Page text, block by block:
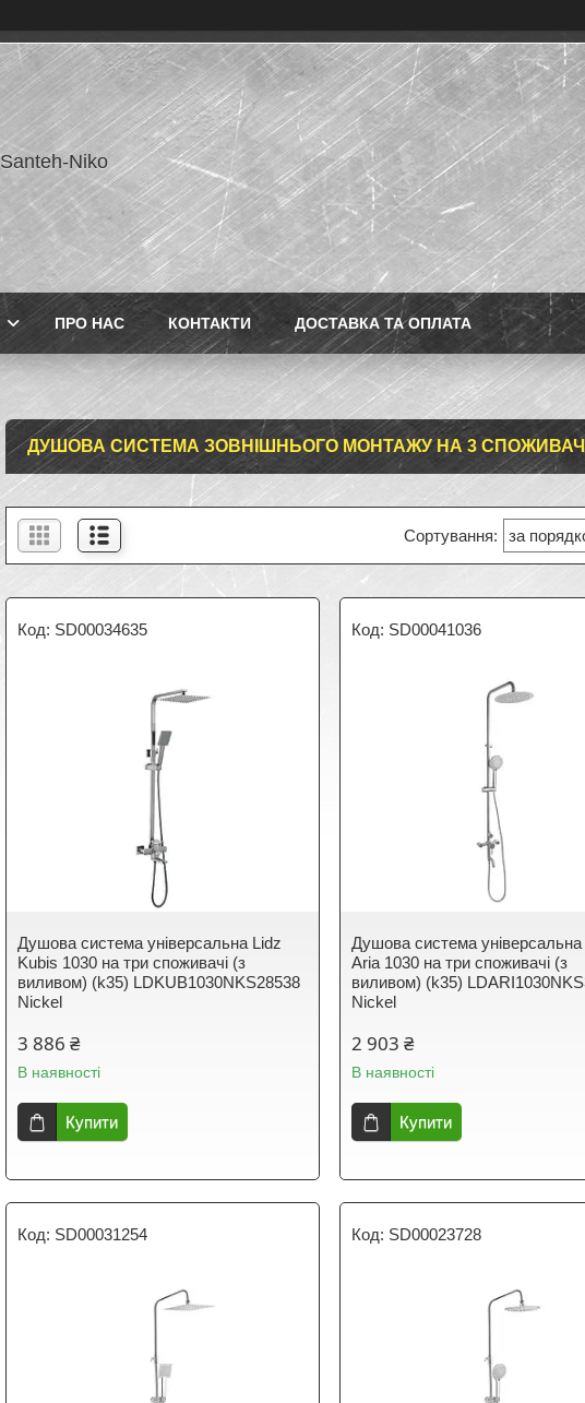
Santeh-Niko
ПРО НАС КОНТАКТИ ДОСТАВКА ТА ОПЛАТА
ДУШОВА СИСТЕМА ЗОВНІШНЬОГО МОНТАЖУ НА 3 СПОЖИВАЧІ
SD00034635
Душова система універсальна Lidz
Kubis 1030 на три споживачі (з
виливом) (k35) LDKUB1030NKS28538
Nickel
3 886 ₴
В наявності
Купити
SD00041036
Душова система універсальна
Aria 1030 на три споживачі (з
виливом) (k35)
Nickel
2 903 ₴
В наявності
Купити
SD00031254 SD00023728